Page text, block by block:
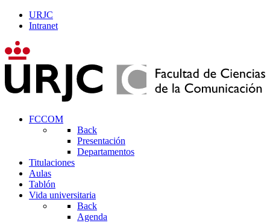
URJC
Intranet
FCCOM
Back
Presentación
Departamentos
Titulaciones
Aulas
Tablón
Vida universitaria
Back
Agenda